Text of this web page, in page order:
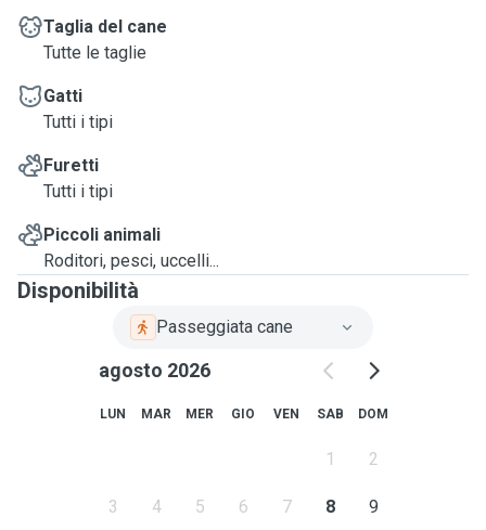
Taglia del cane
Tutte le taglie
Gatti
Tutti i tipi
Furetti
Tutti i tipi
Piccoli animali
Roditori, pesci, uccelli...
Disponibilità
Passeggiata cane
agosto 2026
LUN MAR MER GIO VEN SAB DOM
1 2
3 4 5 6 7 8 9